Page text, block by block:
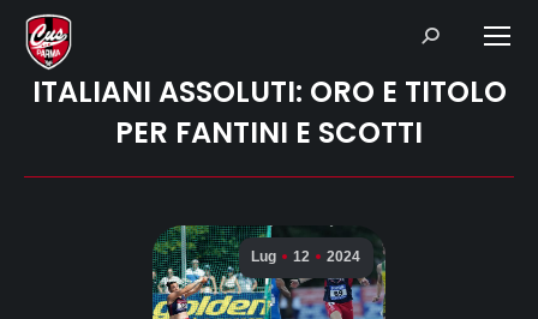
Search:
ITALIANI ASSOLUTI: ORO E TITOLO
PER FANTINI E SCOTTI
Lug 12 2024